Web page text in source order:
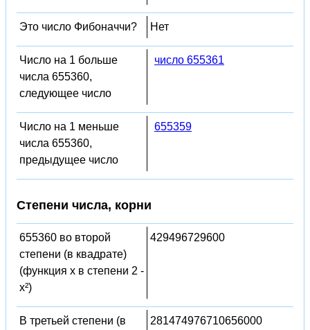
Это число Фибоначчи? Нет
Число на 1 больше
числа 655360,
следующее число
число 655361
Число на 1 меньше
числа 655360,
предыдущее число
655359
Степени числа, корни
655360 во второй
степени (в квадрате)
(функция x в степени 2 -
x²)
429496729600
В третьей степени (в
281474976710656000